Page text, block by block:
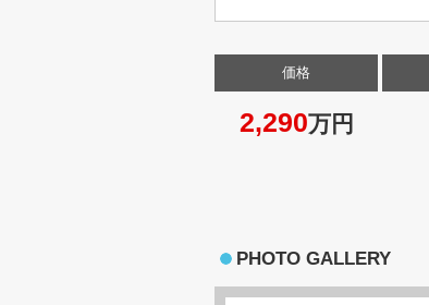
価格
2,290万円
PHOTO GALLERY